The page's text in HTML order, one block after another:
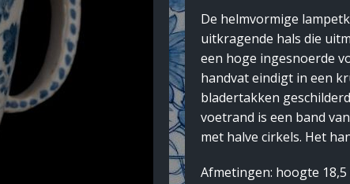
De helmvormige
uitkragende hals die
een hoge ingesnoerde
handvat eindigt in een
bladertakken
voetrand is een band
met halve cirkels. Het
Afmetingen: hoogte 18,5